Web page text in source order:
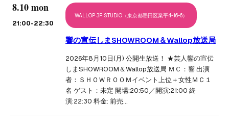
8.10 mon
21:00-22:30
WALLOP 3F STUDIO（東京都墨田区業平4-16-6）
響の宣伝しまSHOWROOM＆Wallop放送局
2026年8月10日(月) 公開生放送！ ★芸人響の宣伝
しまSHOWROOM＆Wallop放送局 ＭＣ：響 出演
者：ＳＨＯＷＲＯＯＭイベント上位＋女性ＭＣ１
名 ゲスト：未定 開場:20:50／開演:21:00 終
演:22:30 料金: 前売…